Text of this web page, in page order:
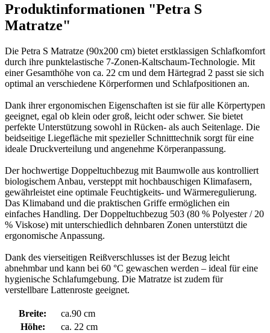
Produktinformationen "Petra S
Matratze"
Die Petra S Matratze (90x200 cm) bietet erstklassigen Schlafkomfort
durch ihre punktelastische 7-Zonen-Kaltschaum-Technologie. Mit
einer Gesamthöhe von ca. 22 cm und dem Härtegrad 2 passt sie sich
optimal an verschiedene Körperformen und Schlafpositionen an.
Dank ihrer ergonomischen Eigenschaften ist sie für alle Körpertypen
geeignet, egal ob klein oder groß, leicht oder schwer. Sie bietet
perfekte Unterstützung sowohl in Rücken- als auch Seitenlage. Die
beidseitige Liegefläche mit spezieller Schnitttechnik sorgt für eine
ideale Druckverteilung und angenehme Körperanpassung.
Der hochwertige Doppeltuchbezug mit Baumwolle aus kontrolliert
biologischem Anbau, versteppt mit hochbauschigen Klimafasern,
gewährleistet eine optimale Feuchtigkeits- und Wärmeregulierung.
Das Klimaband und die praktischen Griffe ermöglichen ein
einfaches Handling. Der Doppeltuchbezug 503 (80 % Polyester / 20
% Viskose) mit unterschiedlich dehnbaren Zonen unterstützt die
ergonomische Anpassung.
Dank des vierseitigen Reißverschlusses ist der Bezug leicht
abnehmbar und kann bei 60 °C gewaschen werden – ideal für eine
hygienische Schlafumgebung. Die Matratze ist zudem für
verstellbare Lattenroste geeignet.
Breite:
ca.90 cm
Höhe:
ca. 22 cm